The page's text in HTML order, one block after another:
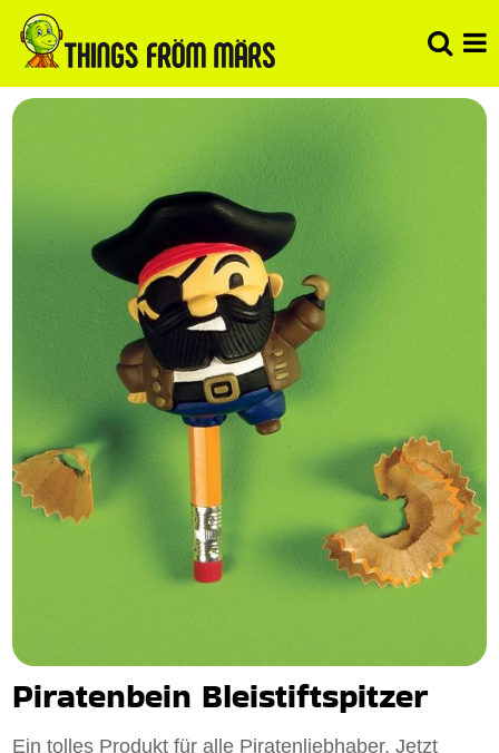
Piratenbein Bleistiftspitzer
Ein tolles Produkt für alle Piratenliebhaber. Jetzt